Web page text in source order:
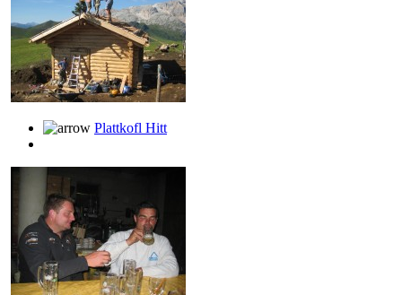
Plattkofl Hitt